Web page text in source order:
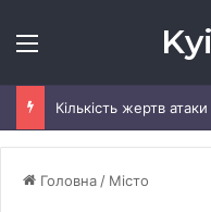
Меню
Головна / Місто